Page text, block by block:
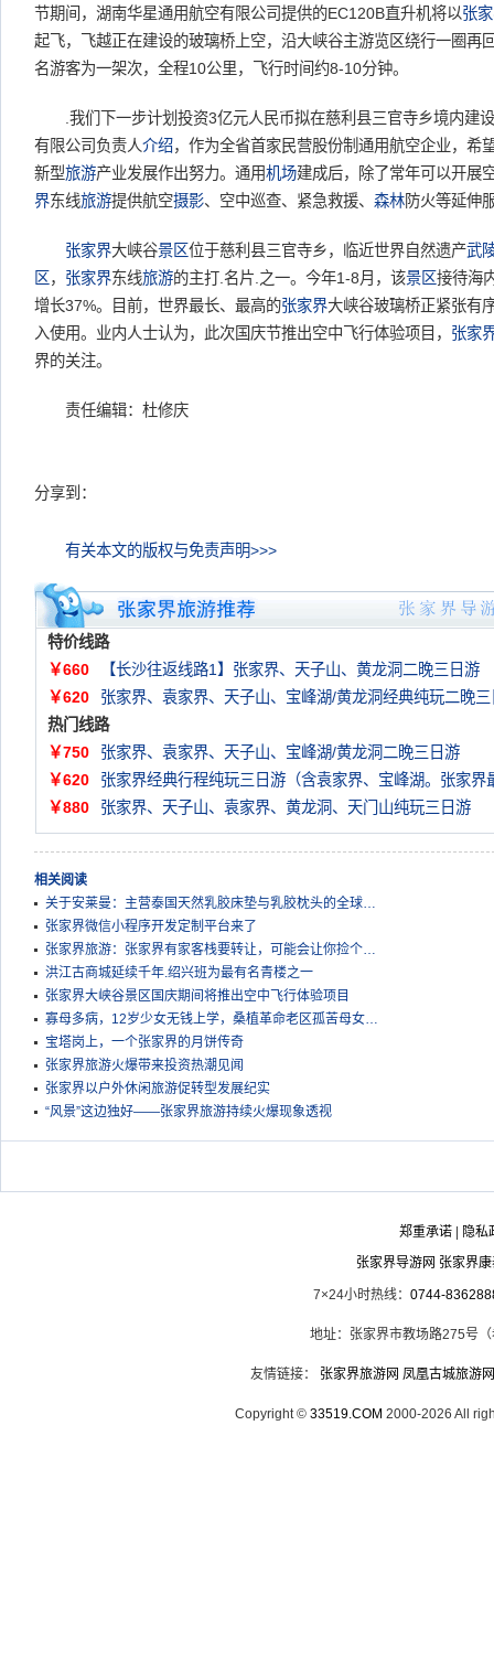
节期间，湖南华星通用航空有限公司提供的EC120B直升机将以张
起飞，飞越正在建设的玻璃桥上空，沿大峡谷主游览区绕行一圈再
名游客为一架次，全程10公里，飞行时间约8-10分钟。
.我们下一步计划投资3亿元人民币拟在慈利县三官寺乡境内建
有限公司负责人介绍，作为全省首家民营股份制通用航空企业，希
新型旅游产业发展作出努力。通用机场建成后，除了常年可以开展
界东线旅游提供航空摄影、空中巡查、紧急救援、 森林防火等延伸
张家界大峡谷景区位于慈利县三官寺乡，临近世界自然遗产武
区 ， 张家界东线旅游的主打.名片.之一。今年1-8月，该景区接待海
增长37%。目前，世界最长、最高的张家界大峡谷玻璃桥正紧张有
入使用。业内人士认为，此次国庆节推出空中飞行体验项目， 张家
界的关注。
责任编辑：杜修庆
分享到：
有关本文的版权与免责声明>>>
特价线路
￥660
【长沙往返线路1】张家界、天子山、黄龙洞二晚三日游
￥620
张家界、袁家界、天子山、宝峰湖/黄龙洞经典纯玩二晚三
热门线路
￥750
张家界、袁家界、天子山、宝峰湖/黄龙洞二晚三日游
￥620
张家界经典行程纯玩三日游（含袁家界、宝峰湖。张家界
￥880
张家界、天子山、袁家界、黄龙洞、天门山纯玩三日游
相关阅读
关于安莱曼：主营泰国天然乳胶床垫与乳胶枕头的全球…
张家界微信小程序开发定制平台来了
张家界旅游：张家界有家客栈要转让，可能会让你捡个…
洪江古商城延续千年.绍兴班为最有名青楼之一
张家界大峡谷景区国庆期间将推出空中飞行体验项目
寡母多病，12岁少女无钱上学，桑植革命老区孤苦母女…
宝塔岗上，一个张家界的月饼传奇
张家界旅游火爆带来投资热潮见闻
张家界以户外休闲旅游促转型发展纪实
“风景”这边独好——张家界旅游持续火爆现象透视
郑重承诺
隐私
张家界导游网 张家界
7×24小时热线： 0744-
地址：张家界市教场路275号
友情链接： 张家界旅游网 凤凰古城旅游网
Copyright © 33519.COM 2000-2026 All